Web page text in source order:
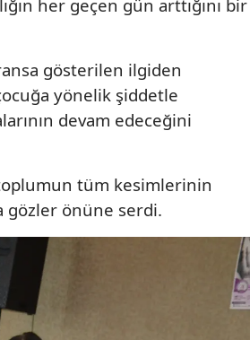
Karabük
Düzce
her geçen gün arttığını bir
gösterilen ilgiden
yönelik şiddetle
devam edeceğini
tüm kesimlerinin
gözler önüne serdi.